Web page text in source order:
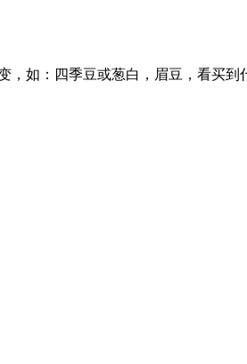
，如：四季豆或葱白，眉豆，看买到